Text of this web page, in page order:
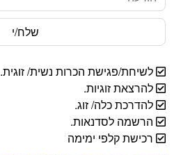
לשיחת/פגישת הכרות נשית/ זוגית.
להרצאת זוגיות.
להדרכת כלה/ זוג.
הרשמה לסדנאות.
רכישת קלפי ימימה